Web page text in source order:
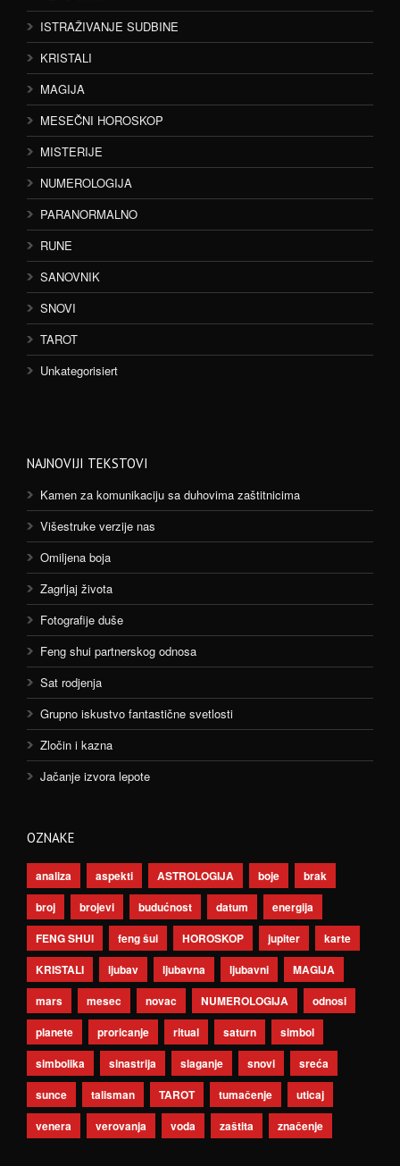
ISTRAŽIVANJE SUDBINE
KRISTALI
MAGIJA
MESEČNI HOROSKOP
MISTERIJE
NUMEROLOGIJA
PARANORMALNO
RUNE
SANOVNIK
SNOVI
TAROT
Unkategorisiert
NAJNOVIJI TEKSTOVI
Kamen za komunikaciju sa duhovima zaštitnicima
Višestruke verzije nas
Omiljena boja
Zagrljaj života
Fotografije duše
Feng shui partnerskog odnosa
Sat rodjenja
Grupno iskustvo fantastične svetlosti
Zločin i kazna
Jačanje izvora lepote
OZNAKE
analiza aspekti ASTROLOGIJA boje
brak
broj
brojevi budućnost datum
energija
FENG SHUI
feng šui HOROSKOP jupiter
karte
KRISTALI
ljubav ljubavna ljubavni
MAGIJA
mars
mesec novac NUMEROLOGIJA
odnosi
planete
proricanje ritual saturn
simbol
simbolika
sinastrija slaganje snovi
sreća
sunce
talisman TAROT tumačenje
uticaj
venera
verovanja voda zaštita značenje